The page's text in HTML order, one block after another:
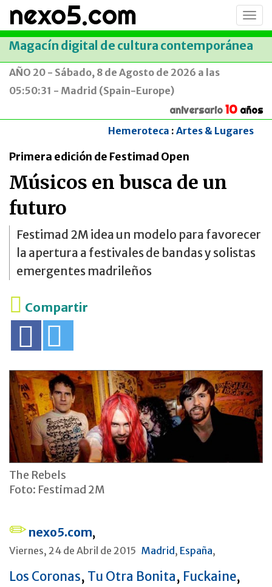
nexo5.com
Magacín digital de cultura contemporánea
AÑO 20 - Sábado, 8 de Agosto de 2026 a las
05:50:31 - Madrid (Spain-Europe)
aniversario 10 años
Hemeroteca : Artes & Lugares
Primera edición de Festimad Open
Músicos en busca de un
futuro
Festimad 2M idea un modelo para favorecer
la apertura a festivales de bandas y solistas
emergentes madrileños
Compartir
The Rebels
Foto: Festimad 2M
nexo5.com,
Viernes, 24 de Abril de 2015 Madrid , España,
Los Coronas, Tu Otra Bonita, Fuckaine,